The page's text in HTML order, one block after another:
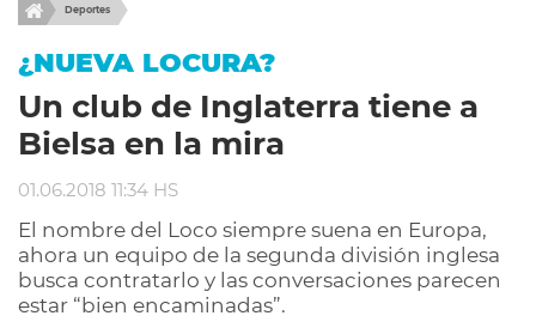
Deportes
¿NUEVA LOCURA?
Un club de Inglaterra tiene a
Bielsa en la mira
01.06.2018 11:34 HS
El nombre del Loco siempre suena en Europa,
ahora un equipo de la segunda división inglesa
busca contratarlo y las conversaciones parecen
estar “bien encaminadas”.